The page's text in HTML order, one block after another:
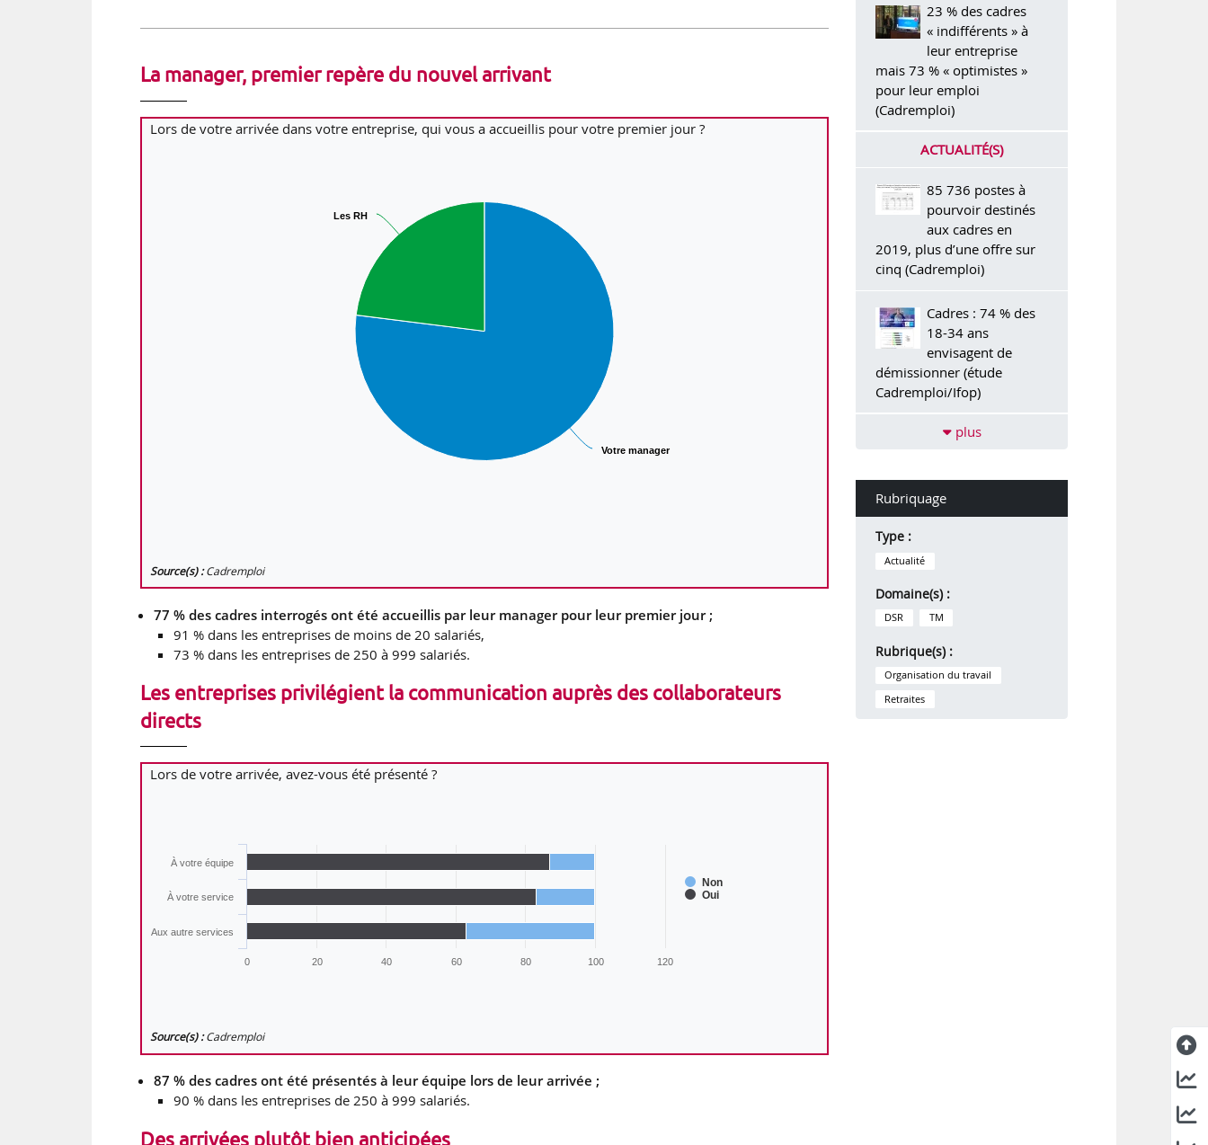
La manager, premier repère du nouvel arrivant
Lors de votre arrivée dans votre entreprise, qui vous a accueillis pour votre premier jour ?
Votre manager
Votre manager
Les RH
Les RH
Source(s) :Cadremploi
77 % des cadres interrogés ont été accueillis par leur manager pour leur premier jour ;
91 % dans les entreprises de moins de 20 salariés,
73 % dans les entreprises de 250 à 999 salariés.
Les entreprises privilégient la communication auprès des collaborateurs
directs
Lors de votre arrivée, avez-vous été présenté ?
À votre équipe
À votre service
Aux autre services
0 20 40 60 80 100 120
Non
Oui
Source(s) :Cadremploi
87 % des cadres ont été présentés à leur équipe lors de leur arrivée ;
90 % dans les entreprises de 250 à 999 salariés.
Des arrivées plutôt bien anticipées
23 % des cadres
« indifférents » à
leur entreprise
mais 73 % « optimistes »
pour leur emploi
(Cadremploi)
ACTUALITÉ(S)
85 736 postes à
pourvoir destinés
aux cadres en
2019, plus d’une offre sur
cinq (Cadremploi)
Cadres : 74 % des
18-34 ans
envisagent de
démissionner (étude
Cadremploi/Ifop)
plus
Rubriquage
Type :
Actualité
Domaine(s) :
DSR TM
Rubrique(s) :
Organisation du travail
Retraites